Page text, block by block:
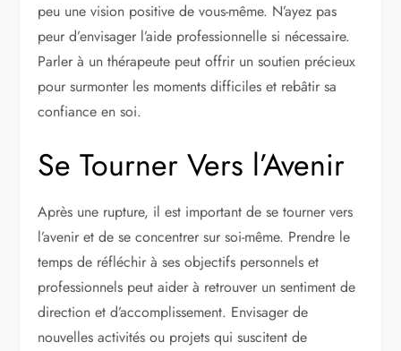
peu une vision positive de vous-même. N’ayez pas
peur d’envisager l’aide professionnelle si nécessaire.
Parler à un thérapeute peut offrir un soutien précieux
pour surmonter les moments difficiles et rebâtir sa
confiance en soi.
Se Tourner Vers l’Avenir
Après une rupture, il est important de se tourner vers
l’avenir et de se concentrer sur soi-même. Prendre le
temps de réfléchir à ses objectifs personnels et
professionnels peut aider à retrouver un sentiment de
direction et d’accomplissement. Envisager de
nouvelles activités ou projets qui suscitent de